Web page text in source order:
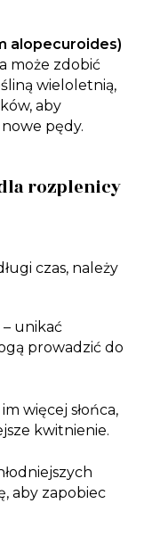
alopecuroides)
może zdobić
wieloletnią,
aby
pędy.
rozplenicy
czas, należy
– unikać
prowadzić do
im więcej słońca,
kwitnienie.
aby zapobiec